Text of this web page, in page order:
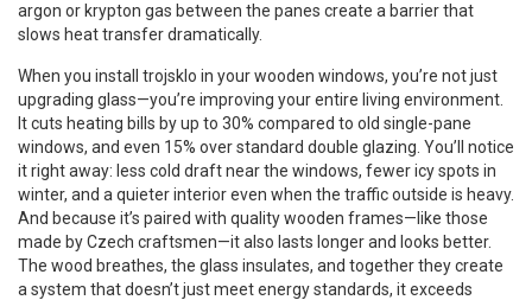
argon or krypton gas between the panes create a barrier that
slows heat transfer dramatically.
When you install trojsklo in your wooden windows, you’re not just
upgrading glass—you’re improving your entire living environment.
It cuts heating bills by up to 30% compared to old single-pane
windows, and even 15% over standard double glazing. You’ll notice
it right away: less cold draft near the windows, fewer icy spots in
winter, and a quieter interior even when the traffic outside is heavy.
And because it’s paired with quality wooden frames—like those
made by Czech craftsmen—it also lasts longer and looks better.
The wood breathes, the glass insulates, and together they create
a system that doesn’t just meet energy standards, it exceeds